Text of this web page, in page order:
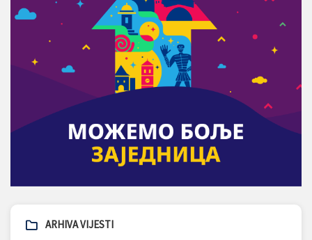
ARHIVA VIJESTI